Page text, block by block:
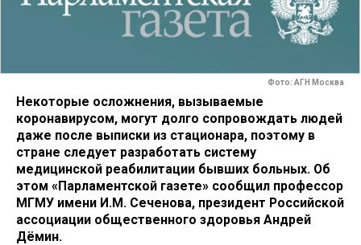
Фото: АГН Москва
Некоторые осложнения, вызываемые
коронавирусом, могут долго сопровождать людей
даже после выписки из стационара, поэтому в
стране следует разработать систему
медицинской реабилитации бывших больных. Об
этом «Парламентской газете» сообщил профессор
МГМУ имени И.М. Сеченова, президент Российской
ассоциации общественного здоровья Андрей
Дёмин.